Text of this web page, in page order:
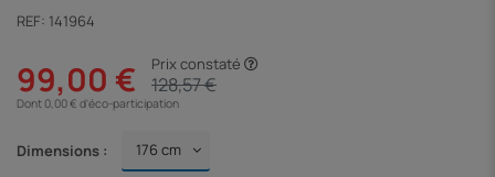
REF: 141964
99,00 € Prix constaté
128,57 €
Dont 0,00 € d'éco-participation
Dimensions :